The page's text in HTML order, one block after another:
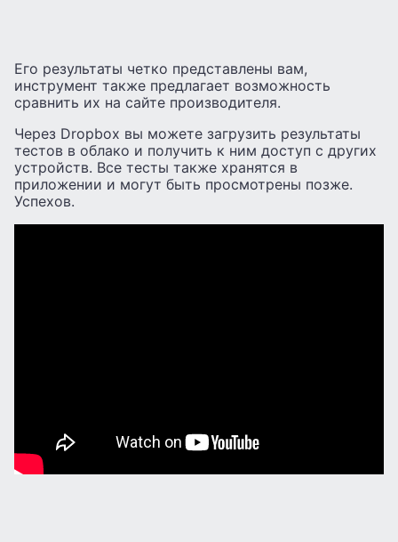
Его результаты четко представлены вам,
инструмент также предлагает возможность
сравнить их на сайте производителя.
Через Dropbox вы можете загрузить результаты
тестов в облако и получить к ним доступ с других
устройств. Все тесты также хранятся в
приложении и могут быть просмотрены позже.
Успехов.